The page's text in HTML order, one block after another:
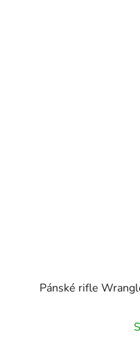
Pánské rifle